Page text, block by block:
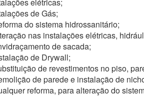
elétricas;
de Gás;
do sistema hidrossanitário;
nas instalações elétricas,
de sacada;
de Drywall;
de revestimentos no piso,
de parede e instalação de
reforma, para alteração do